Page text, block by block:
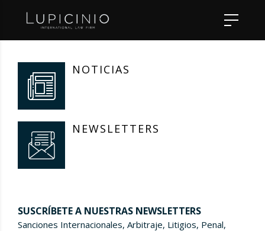
NOTICIAS
NEWSLETTERS
SUSCRÍBETE A NUESTRAS NEWSLETTERS
Sanciones Internacionales, Arbitraje, Litigios, Penal,